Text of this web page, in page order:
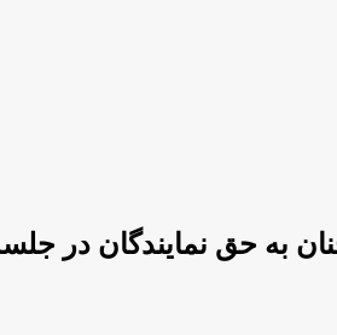
به حق نمایندگان در